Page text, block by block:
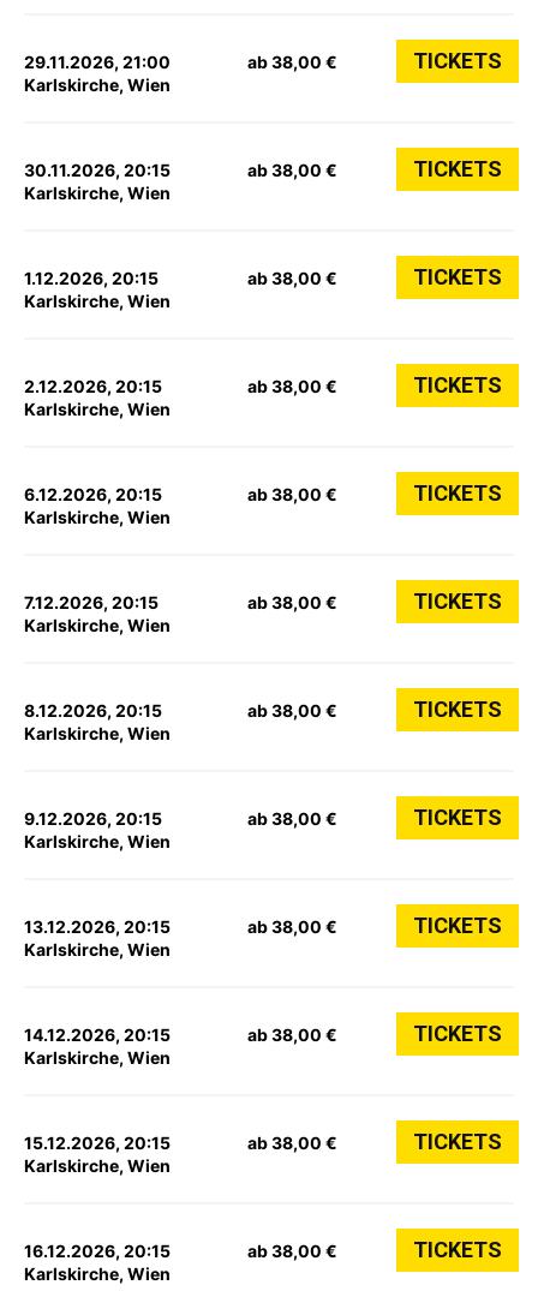
29.11.2026, 21:00
Karlskirche, Wien
ab 38,00 € TICKETS
30.11.2026, 20:15
Karlskirche, Wien
ab 38,00 € TICKETS
1.12.2026, 20:15
Karlskirche, Wien
ab 38,00 € TICKETS
2.12.2026, 20:15
Karlskirche, Wien
ab 38,00 € TICKETS
6.12.2026, 20:15
Karlskirche, Wien
ab 38,00 € TICKETS
7.12.2026, 20:15
Karlskirche, Wien
ab 38,00 € TICKETS
8.12.2026, 20:15
Karlskirche, Wien
ab 38,00 € TICKETS
9.12.2026, 20:15
Karlskirche, Wien
ab 38,00 € TICKETS
13.12.2026, 20:15
Karlskirche, Wien
ab 38,00 € TICKETS
14.12.2026, 20:15
Karlskirche, Wien
ab 38,00 € TICKETS
15.12.2026, 20:15
Karlskirche, Wien
ab 38,00 € TICKETS
16.12.2026, 20:15
Karlskirche, Wien
ab 38,00 € TICKETS